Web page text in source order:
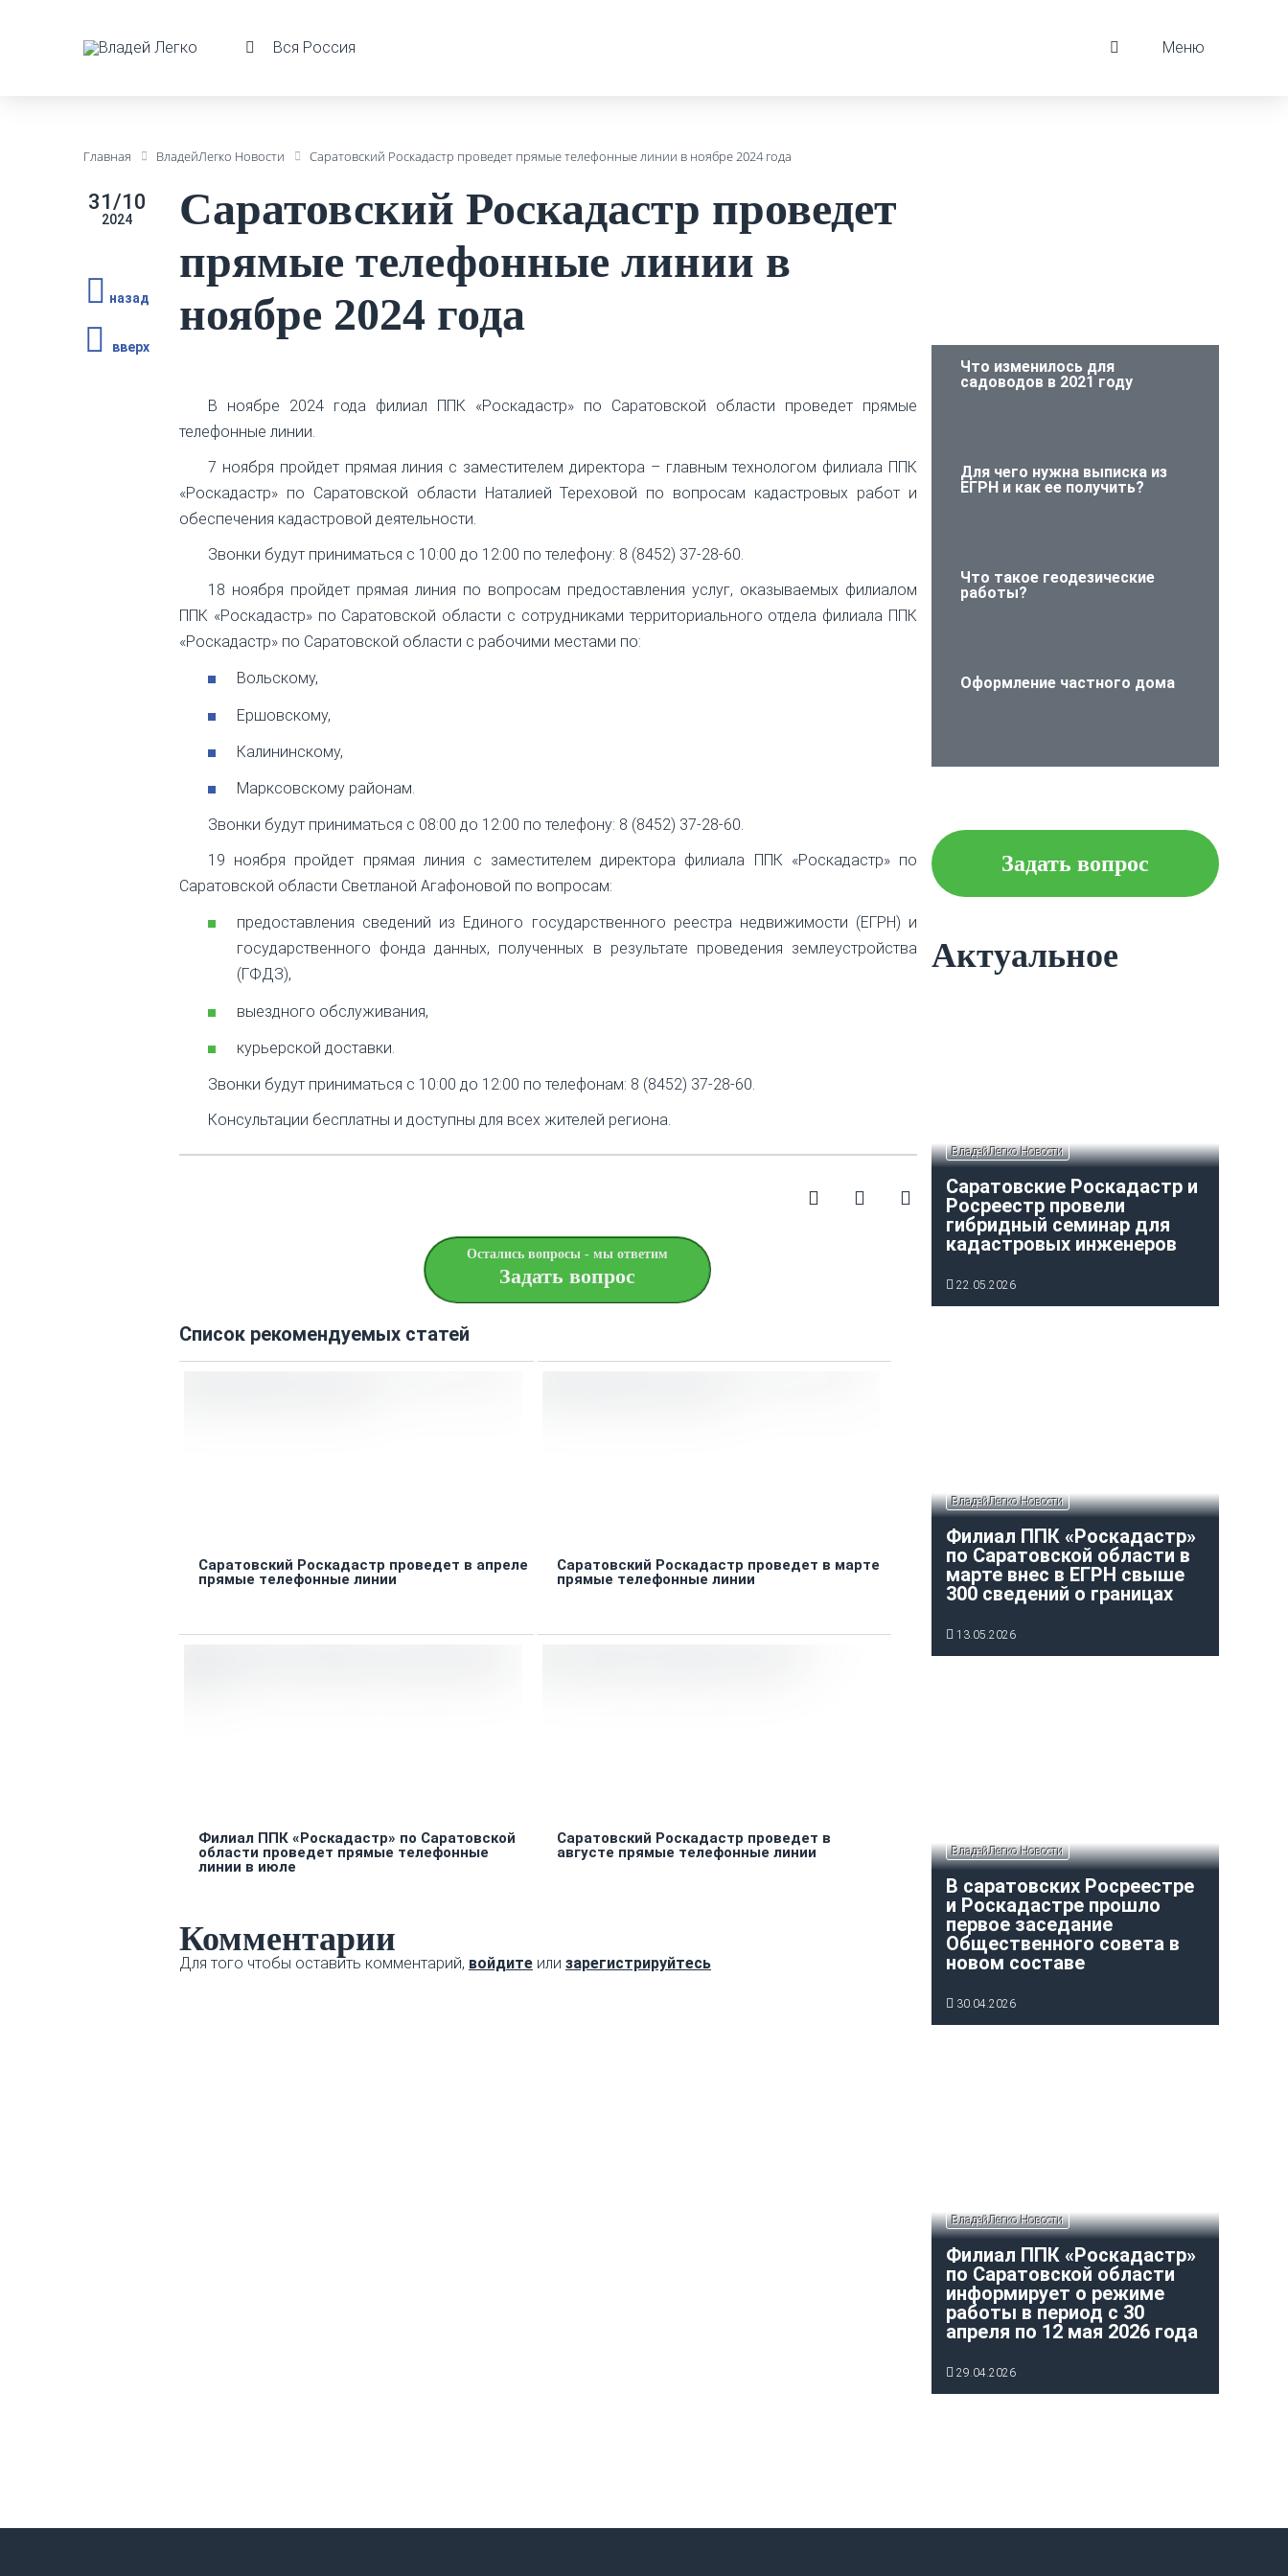
Вся Россия Меню
Главная ВладейЛегко Новости Саратовский Роскадастр проведет прямые телефонные линии в ноябре 2024 года
31/10
2024
назад
вверх
Саратовский Роскадастр проведет
прямые телефонные линии в
ноябре 2024 года
В ноябре 2024 года филиал ППК «Роскадастр» по Саратовской области проведет прямые
телефонные линии.
7 ноября пройдет прямая линия с заместителем директора – главным технологом филиала ППК
«Роскадастр» по Саратовской области Наталией Тереховой по вопросам кадастровых работ и
обеспечения кадастровой деятельности.
Звонки будут приниматься с 10:00 до 12:00 по телефону: 8 (8452) 37-28-60.
18 ноября пройдет прямая линия по вопросам предоставления услуг, оказываемых филиалом
ППК «Роскадастр» по Саратовской области с сотрудниками территориального отдела филиала ППК
«Роскадастр» по Саратовской области с рабочими местами по:
Вольскому,
Ершовскому,
Калининскому,
Марксовскому районам.
Звонки будут приниматься с 08:00 до 12:00 по телефону: 8 (8452) 37-28-60.
19 ноября пройдет прямая линия с заместителем директора филиала ППК «Роскадастр» по
Саратовской области Светланой Агафоновой по вопросам:
предоставления сведений из Единого государственного реестра недвижимости (ЕГРН) и
государственного фонда данных, полученных в результате проведения землеустройства
(ГФДЗ),
выездного обслуживания,
курьерской доставки.
Звонки будут приниматься с 10:00 до 12:00 по телефонам: 8 (8452) 37-28-60.
Консультации бесплатны и доступны для всех жителей региона.
Остались вопросы - мы ответим
Задать вопрос
Список рекомендуемых статей
Саратовский Роскадастр проведет в апреле
прямые телефонные линии
Саратовский Роскадастр проведет в марте
прямые телефонные линии
Филиал ППК «Роскадастр» по Саратовской
области проведет прямые телефонные
линии в июле
Саратовский Роскадастр проведет в
августе прямые телефонные линии
Комментарии
Для того чтобы оставить комментарий, войдите или зарегистрируйтесь
Что изменилось для
садоводов в 2021 году
Для чего нужна выписка из
ЕГРН и как ее получить?
Что такое геодезические
работы?
Оформление частного дома
Что следует знать об
Задать вопрос
Актуальное
ВладейЛегко Новости
Саратовские Роскадастр и
Росреестр провели
гибридный семинар для
кадастровых инженеров
22.05.2026
ВладейЛегко Новости
Филиал ППК «Роскадастр»
по Саратовской области в
марте внес в ЕГРН свыше
300 сведений о границах
13.05.2026
ВладейЛегко Новости
В саратовских Росреестре
и Роскадастре прошло
первое заседание
Общественного совета в
новом составе
30.04.2026
ВладейЛегко Новости
Филиал ППК «Роскадастр»
по Саратовской области
информирует о режиме
работы в период с 30
апреля по 12 мая 2026 года
29.04.2026